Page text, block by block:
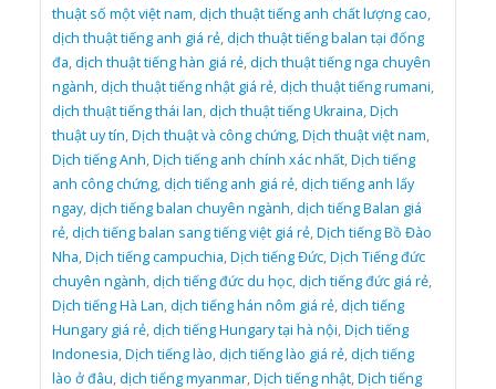
thuật số một việt nam,dịch thuật tiếng anh chất lượng cao,
dịch thuật tiếng anh giá rẻ,dịch thuật tiếng balan tại đống
đa,dịch thuật tiếng hàn giá rẻ,dịch thuật tiếng nga chuyên
ngành,dịch thuật tiếng nhật giá rẻ,dịch thuật tiếng rumani,
dịch thuật tiếng thái lan,dịch thuật tiếng Ukraina,Dịch
thuật uy tín,Dịch thuật và công chứng,Dịch thuật việt nam,
Dịch tiếng Anh,Dịch tiếng anh chính xác nhất,Dịch tiếng
anh công chứng,dịch tiếng anh giá rẻ,dịch tiếng anh lấy
ngay,dịch tiếng balan chuyên ngành,dịch tiếng Balan giá
rẻ,dịch tiếng balan sang tiếng việt giá rẻ,Dịch tiếng Bồ Đào
Nha,Dịch tiếng campuchia,Dịch tiếng Đức,Dịch Tiếng đức
chuyên ngành,dịch tiếng đức du học,dịch tiếng đức giá rẻ,
Dịch tiếng Hà Lan,dịch tiếng hán nôm giá rẻ,dịch tiếng
Hungary giá rẻ,dịch tiếng Hungary tại hà nội,Dịch tiếng
Indonesia,Dịch tiếng lào,dịch tiếng lào giá rẻ,dịch tiếng
lào ở đâu,dịch tiếng myanmar,Dịch tiếng nhật,Dịch tiếng